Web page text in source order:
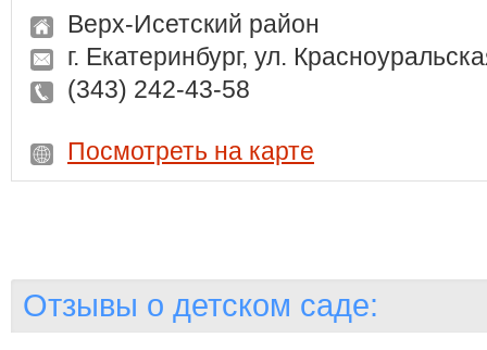
Верх-Исетский район
г. Екатеринбург, ул.
(343) 242-43-58
Посмотреть на карте
Отзывы о детском саде: